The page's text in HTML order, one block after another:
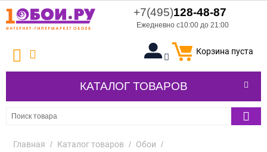
+7(495)128-48-87
Ежедневно с10:00 до 21:00
Корзина пуста
КАТАЛОГ ТОВАРОВ
Главная / Каталог товаров / Обои /